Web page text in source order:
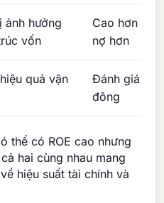
ảnh hưởng
vốn
Cao hơn khi
nợ hơn
quả vận
Đánh giá lợi
đông
thể có ROE cao nhưng
hai cùng nhau mang
hiệu suất tài chính và